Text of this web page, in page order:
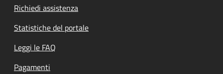
Richiedi assistenza
Statistiche del portale
Leggi le FAQ
Pagamenti